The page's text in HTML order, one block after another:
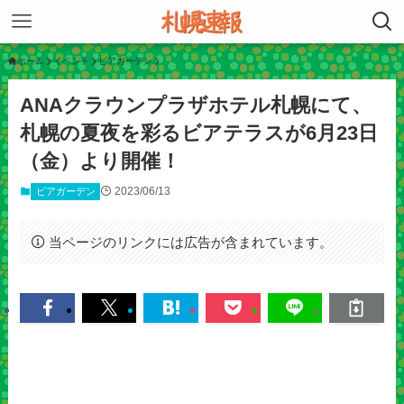
ホーム イベント ビアガーデン
ANAクラウンプラザホテル札幌にて、
札幌の夏夜を彩るビアテラスが6月23日
（金）より開催！
ビアガーデン 2023/06/13
当ページのリンクには広告が含まれています。